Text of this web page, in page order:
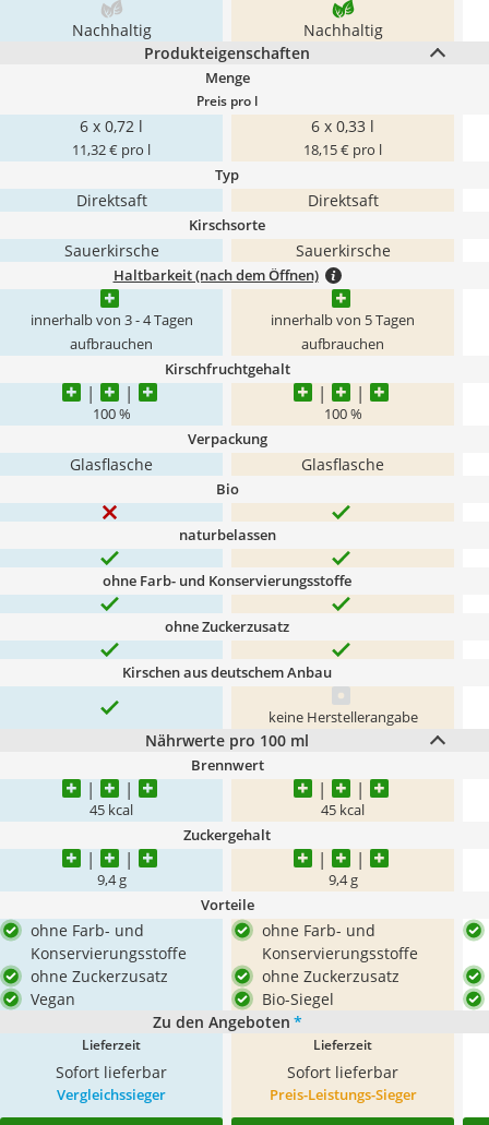
Nachhaltig
Nachhaltig
Produkteigenschaften
Menge
Preis pro l
6 x 0,72 l
11,32 € pro l
6 x 0,33 l
18,15 € pro l
Typ
Direktsaft Direktsaft
Kirschsorte
Sauerkirsche Sauerkirsche
Haltbarkeit (nach dem Öffnen)
innerhalb von 3 - 4 Tagen
aufbrauchen
innerhalb von 5 Tagen
aufbrauchen
Kirschfruchtgehalt
100 % 100 %
Verpackung
Glasflasche Glasflasche
Bio
naturbelassen
ohne Farb- und Konservierungsstoffe
ohne Zuckerzusatz
Kirschen aus deutschem Anbau
keine Herstellerangabe
Nährwerte pro 100 ml
Brennwert
‎45 kcal 45 kcal
Zuckergehalt
9,4 g 9,4 g
Vorteile
ohne Farb- und
Konservierungsstoffe
ohne Zuckerzusatz
Vegan
ohne Farb- und
Konservierungsstoffe
ohne Zuckerzusatz
Bio-Siegel
Zu den Angeboten *
Lieferzeit
Sofort lieferbar
Lieferzeit
Sofort lieferbar
Vergleichssieger Preis-Leistungs-Sieger